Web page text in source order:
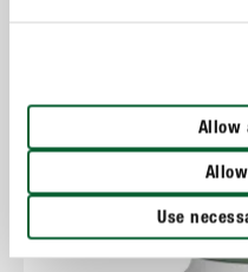
Allow
Use